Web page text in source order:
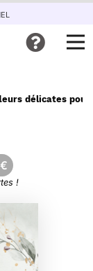
délicates pour
€
!